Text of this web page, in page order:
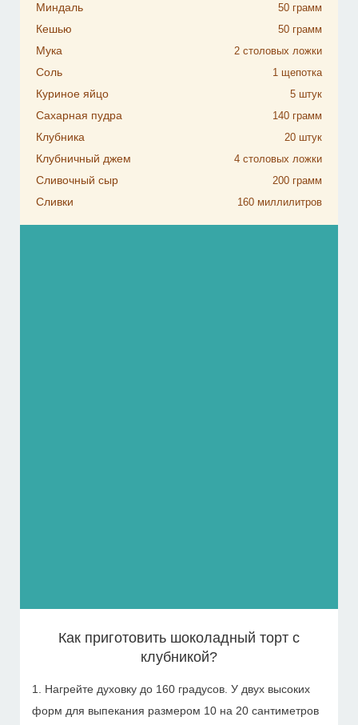
Миндаль 50 грамм
Кешью 50 грамм
Мука 2 столовых ложки
Соль 1 щепотка
Куриное яйцо 5 штук
Сахарная пудра 140 грамм
Клубника 20 штук
Клубничный джем 4 столовых ложки
Сливочный сыр 200 грамм
Сливки 160 миллилитров
Как приготовить шоколадный торт с
клубникой?
1. Нагрейте духовку до 160 градусов. У двух высоких
форм для выпекания размером 10 на 20 сантиметров